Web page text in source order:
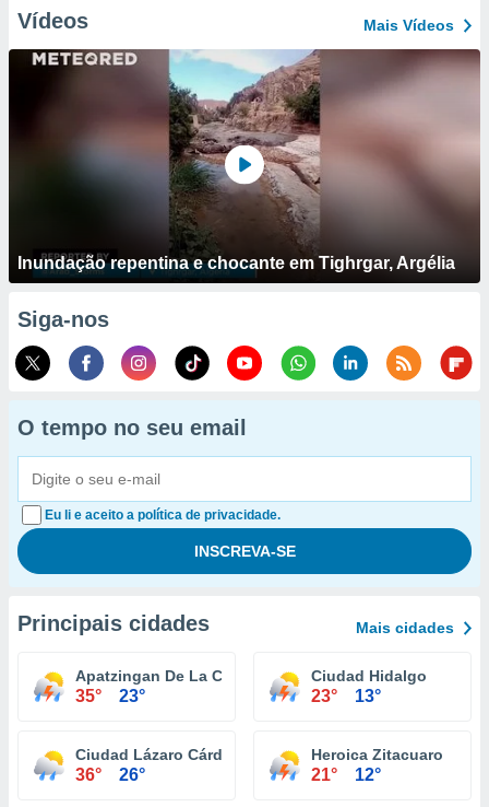
Vídeos Mais Vídeos
Inundação repentina e chocante em Tighrgar, Argélia
Siga-nos
O tempo no seu email
Eu li e aceito a política de privacidade.
Principais cidades Mais cidades
Apatzingan De La Constitucion
35° 23°
Ciudad Hidalgo
23° 13°
Ciudad Lázaro Cárdenas
36° 26°
Heroica Zitacuaro
21° 12°